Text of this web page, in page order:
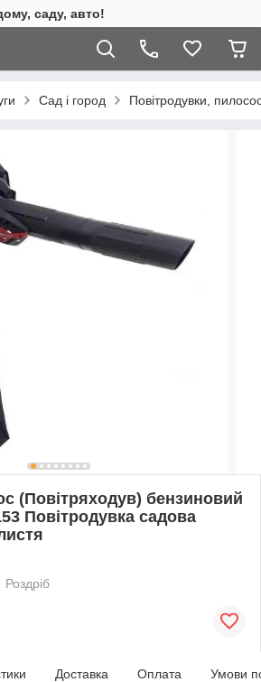
саду, авто!
Сад і город Повітродувки,
(Повітряходув) бензиновий
Повітродувка садова
Роздріб
Доставка Оплата Умови